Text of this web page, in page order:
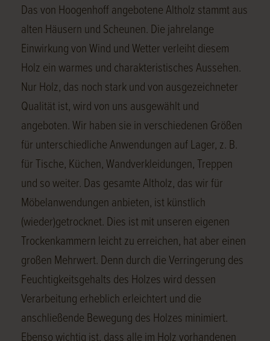
Das von Hoogenhoff angebotene Altholz stammt aus
alten Häusern und Scheunen. Die jahrelange
Einwirkung von Wind und Wetter verleiht diesem
Holz ein warmes und charakteristisches Aussehen.
Nur Holz, das noch stark und von ausgezeichneter
Qualität ist, wird von uns ausgewählt und
angeboten. Wir haben sie in verschiedenen Größen
für unterschiedliche Anwendungen auf Lager, z. B.
für Tische, Küchen, Wandverkleidungen, Treppen
und so weiter. Das gesamte Altholz, das wir für
Möbelanwendungen anbieten, ist künstlich
(wieder)getrocknet. Dies ist mit unseren eigenen
Trockenkammern leicht zu erreichen, hat aber einen
großen Mehrwert. Denn durch die Verringerung des
Feuchtigkeitsgehalts des Holzes wird dessen
Verarbeitung erheblich erleichtert und die
anschließende Bewegung des Holzes minimiert.